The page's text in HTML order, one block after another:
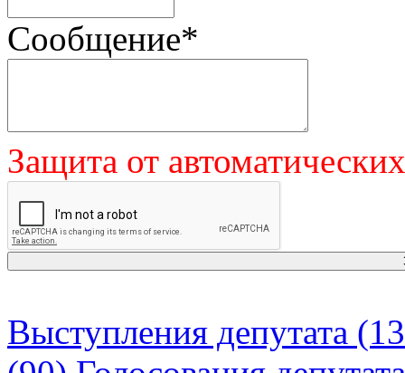
Сообщение*
Защита от
Выступления депутата